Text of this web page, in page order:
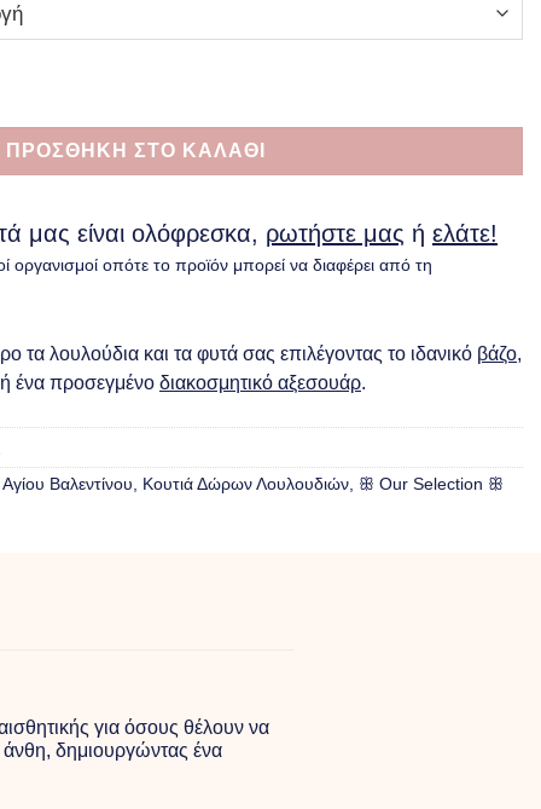
ΠΡΟΣΘΗΚΗ ΣΤΟ ΚΑΛΑΘΙ
μας είναι ολόφρεσκα, ρωτήστε μας ή ελάτε!
οργανισμοί οπότε το προϊόν μπορεί να διαφέρει από τη
τα λουλούδια και τα φυτά σας επιλέγοντας το ιδανικό βάζο,
ένα προσεγμένο διακοσμητικό αξεσουάρ.
Αγίου Βαλεντίνου Κουτιά Δώρων Λουλουδιών ꕥ Our Selection ꕥ
για όσους θέλουν να
δημιουργώντας ένα